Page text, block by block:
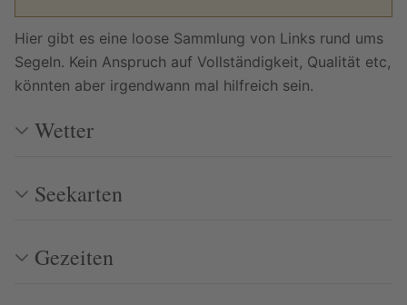
Hier gibt es eine loose Sammlung von Links rund ums
Segeln. Kein Anspruch auf Vollständigkeit, Qualität etc,
könnten aber irgendwann mal hilfreich sein.
Wetter
Seekarten
Gezeiten